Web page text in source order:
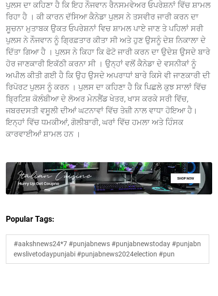
ਪੁਲਸ ਦਾ ਕਹਿਣਾ ਹੈ ਕਿ ਇਹ ਨੌਜਵਾਨ ਰੈਨਸਮਵੇਅਰ ਓਪਰੇਸ਼ਨਾਂ ਵਿੱਚ ਸ਼ਾਮਲ
ਰਿਹਾ ਹੈ । ਕੀ ਕਾਰਨ ਦੱਸਿਆ ਕੈਨੇਡਾ ਪੁਲਸ ਨੇ ਤਸਵੀਰ ਜਾਰੀ ਕਰਨ ਦਾ
ਸੂਚਨਾ ਮੁਤਾਬਕ ਉਕਤ ਓਪਰੇਸ਼ਨਾਂ ਵਿਚ ਸ਼ਾਮਲ ਪਾਏ ਜਾਣ ਤੇ ਪਹਿਲਾਂ ਸਰੀ
ਪੁਲਸ ਨੇ ਨੌਜਵਾਨ ਨੂੰ ਗ੍ਰਿਫ਼ਤਾਰ ਕੀਤਾ ਸੀ ਅਤੇ ਹੁਣ ਉਸਨੂੰ ਦੇਸ਼ ਨਿਕਾਲਾ ਦੇ
ਦਿੱਤਾ ਗਿਆ ਹੈ । ਪੁਲਸ ਨੇ ਕਿਹਾ ਕਿ ਫੋਟੋ ਜਾਰੀ ਕਰਨ ਦਾ ਉਦੇਸ਼ ਉਸਦੇ ਬਾਰੇ
ਹੋਰ ਜਾਣਕਾਰੀ ਇਕੱਠੀ ਕਰਨਾ ਸੀ । ਉਨ੍ਹਾਂ ਵਲੋਂ ਕੈਨੇਡਾ ਦੇ ਵਸਨੀਕਾਂ ਨੂੰ
ਅਪੀਲ ਕੀਤੀ ਗਈ ਹੈ ਕਿ ਉਹ ਉਸਦੇ ਅਪਰਾਧਾਂ ਬਾਰੇ ਕਿਸੇ ਵੀ ਜਾਣਕਾਰੀ ਦੀ
ਰਿਪੋਰਟ ਪੁਲਸ ਨੂੰ ਕਰਨ । ਪੁਲਸ ਦਾ ਕਹਿਣਾ ਹੈ ਕਿ ਪਿਛਲੇ ਕੁਝ ਸਾਲਾਂ ਵਿੱਚ
ਬ੍ਰਿਟਿਸ਼ ਕੋਲੰਬੀਆ ਦੇ ਲੋਅਰ ਮੇਨਲੈਂਡ ਖੇਤਰ, ਖਾਸ ਕਰਕੇ ਸਰੀ ਵਿੱਚ,
ਜਬਰਦਸਤੀ ਵਸੂਲੀ ਦੀਆਂ ਘਟਨਾਵਾਂ ਵਿੱਚ ਤੇਜ਼ੀ ਨਾਲ ਵਾਧਾ ਹੋਇਆ ਹੈ।
ਇਨ੍ਹਾਂ ਵਿੱਚ ਧਮਕੀਆਂ, ਗੋਲੀਬਾਰੀ, ਘਰਾਂ ਵਿੱਚ ਹਮਲਾ ਅਤੇ ਹਿੰਸਕ
ਕਾਰਵਾਈਆਂ ਸ਼ਾਮਲ ਹਨ ।
Popular Tags:
#aakshnews24*7 #punjabnews #punjabnewstoday #punjabn
ewslivetodaypunjabi #punjabnews2024election #pun